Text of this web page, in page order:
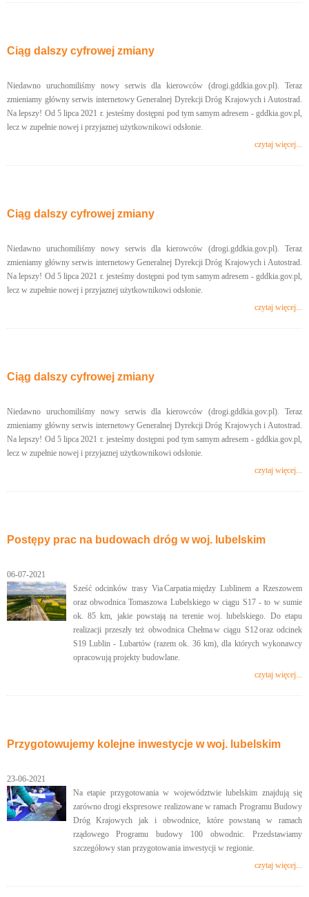
Ciąg dalszy cyfrowej zmiany
Niedawno uruchomiliśmy nowy serwis dla kierowców (drogi.gddkia.gov.pl). Teraz
zmieniamy główny serwis internetowy Generalnej Dyrekcji Dróg Krajowych i Autostrad.
Na lepszy! Od 5 lipca 2021 r. jesteśmy dostępni pod tym samym adresem - gddkia.gov.pl,
lecz w zupełnie nowej i przyjaznej użytkownikowi odsłonie.
czytaj więcej...
Ciąg dalszy cyfrowej zmiany
Niedawno uruchomiliśmy nowy serwis dla kierowców (drogi.gddkia.gov.pl). Teraz
zmieniamy główny serwis internetowy Generalnej Dyrekcji Dróg Krajowych i Autostrad.
Na lepszy! Od 5 lipca 2021 r. jesteśmy dostępni pod tym samym adresem - gddkia.gov.pl,
lecz w zupełnie nowej i przyjaznej użytkownikowi odsłonie.
czytaj więcej...
Ciąg dalszy cyfrowej zmiany
Niedawno uruchomiliśmy nowy serwis dla kierowców (drogi.gddkia.gov.pl). Teraz
zmieniamy główny serwis internetowy Generalnej Dyrekcji Dróg Krajowych i Autostrad.
Na lepszy! Od 5 lipca 2021 r. jesteśmy dostępni pod tym samym adresem - gddkia.gov.pl,
lecz w zupełnie nowej i przyjaznej użytkownikowi odsłonie.
czytaj więcej...
Postępy prac na budowach dróg w woj. lubelskim
06-07-2021
Sześć odcinków trasy Via Carpatia między Lublinem a Rzeszowem
oraz obwodnica Tomaszowa Lubelskiego w ciągu S17 - to w sumie
ok. 85 km, jakie powstają na terenie woj. lubelskiego. Do etapu
realizacji przeszły też obwodnica Chełma w ciągu S12 oraz odcinek
S19 Lublin - Lubartów (razem ok. 36 km), dla których wykonawcy
opracowują projekty budowlane.
czytaj więcej...
Przygotowujemy kolejne inwestycje w woj. lubelskim
23-06-2021
Na etapie przygotowania w województwie lubelskim znajdują się
zarówno drogi ekspresowe realizowane w ramach Programu Budowy
Dróg Krajowych jak i obwodnice, które powstaną w ramach
rządowego Programu budowy 100 obwodnic. Przedstawiamy
szczegółowy stan przygotowania inwestycji w regionie.
czytaj więcej...